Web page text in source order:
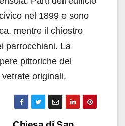
nel 1899 e sono
mentre il chiostro
parrocchiani. La
pittoriche del
originali.